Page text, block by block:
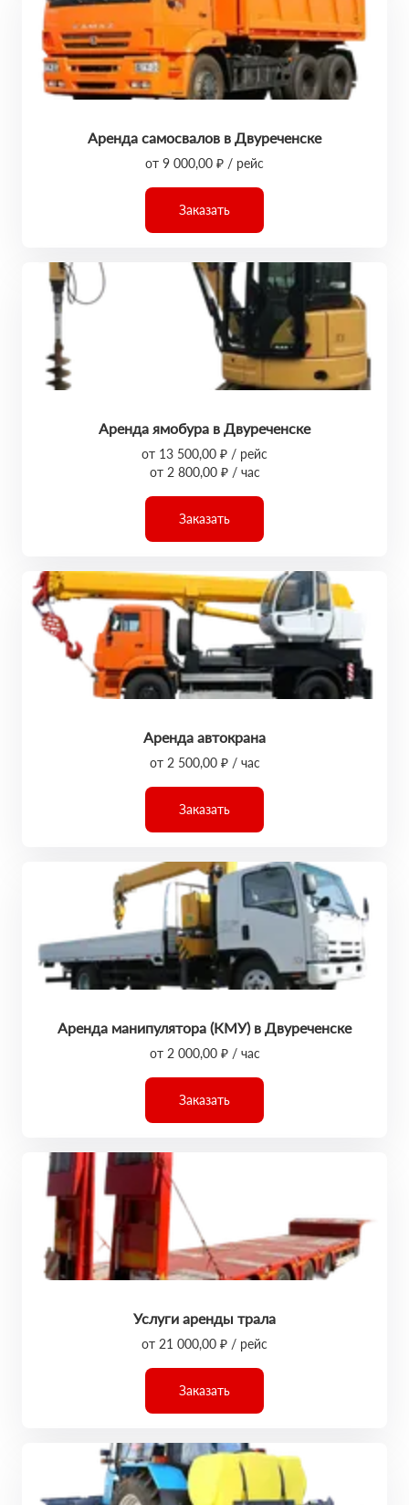
Аренда самосвалов в Двуреченске
от 9 000,00 ₽ / рейс
Заказать
Аренда ямобура в Двуреченске
от 13 500,00 ₽ / рейс
от 2 800,00 ₽ / час
Заказать
Аренда автокрана
от 2 500,00 ₽ / час
Заказать
Аренда манипулятора (КМУ) в Двуреченске
от 2 000,00 ₽ / час
Заказать
Услуги аренды трала
от 21 000,00 ₽ / рейс
Заказать